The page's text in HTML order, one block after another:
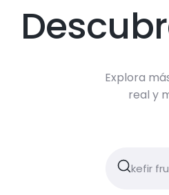
Explora
real y